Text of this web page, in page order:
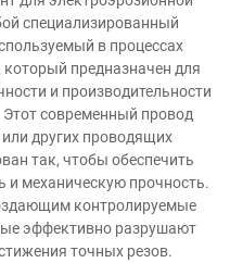
специализированный
в процессах
предназначен для
и производительности
современный провод
других проводящих
так, чтобы обеспечить
и механическую прочность.
контролируемые
эффективно разрушают
точных резов.